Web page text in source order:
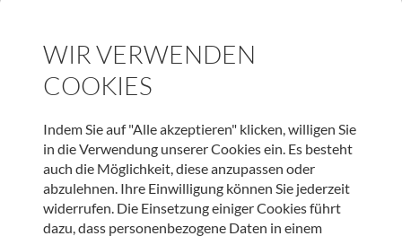
Veranstaltungstipp: 2. Salzburger Bioethik-
Dialoge
Urban Regensburger
Beitrag lesen
WIR VERWENDEN
COOKIES
Indem Sie auf "Alle akzeptieren" klicken, willigen Sie
in die Verwendung unserer Cookies ein. Es besteht
auch die Möglichkeit, diese anzupassen oder
abzulehnen. Ihre Einwilligung können Sie jederzeit
widerrufen. Die Einsetzung einiger Cookies führt
dazu, dass personenbezogene Daten in einem